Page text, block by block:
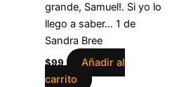
grande, Samuel!. Si yo lo
llego a saber… 1 de
Sandra Bree
$99
Añadir al
carrito